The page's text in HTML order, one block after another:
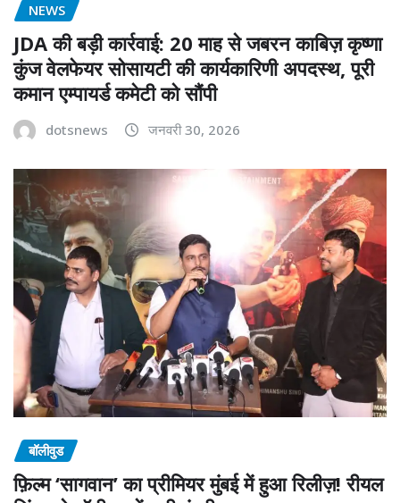
NEWS
JDA की बड़ी कार्रवाई: 20 माह से जबरन काबिज़ कृष्णा
कुंज वेलफेयर सोसायटी की कार्यकारिणी अपदस्थ, पूरी
कमान एम्पायर्ड कमेटी को सौंपी
dotsnews जनवरी 30, 2026
बॉलीवुड
फ़िल्म ‘सागवान’ का प्रीमियर मुंबई में हुआ रिलीज़! रीयल